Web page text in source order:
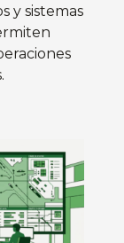
y sistemas